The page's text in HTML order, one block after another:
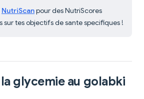
NutriScanpour des NutriScores
sur tes objectifs de sante specifiques !
glycemie au golabki